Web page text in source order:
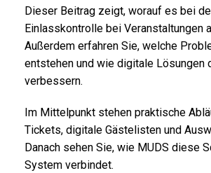
Dieser Beitrag zeigt, worauf es bei
Einlasskontrolle bei Veranstaltungen
Außerdem erfahren Sie, welche
entstehen und wie digitale Lösungen
verbessern.
Im Mittelpunkt stehen praktische
Tickets, digitale Gästelisten und
Danach sehen Sie, wie MUDS diese
System verbindet.